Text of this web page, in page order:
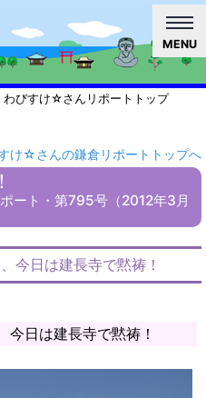
MENU
わびすけ☆さんリポートトップ
け☆さんの鎌倉リポートトップへ
ート・第795号（2012年3月
日は建長寺で黙祷！
日は建長寺で黙祷！